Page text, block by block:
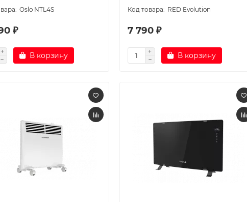
Oslo NTL4S
₽
В корзину
RED Evolution
7 790 ₽
В корзину